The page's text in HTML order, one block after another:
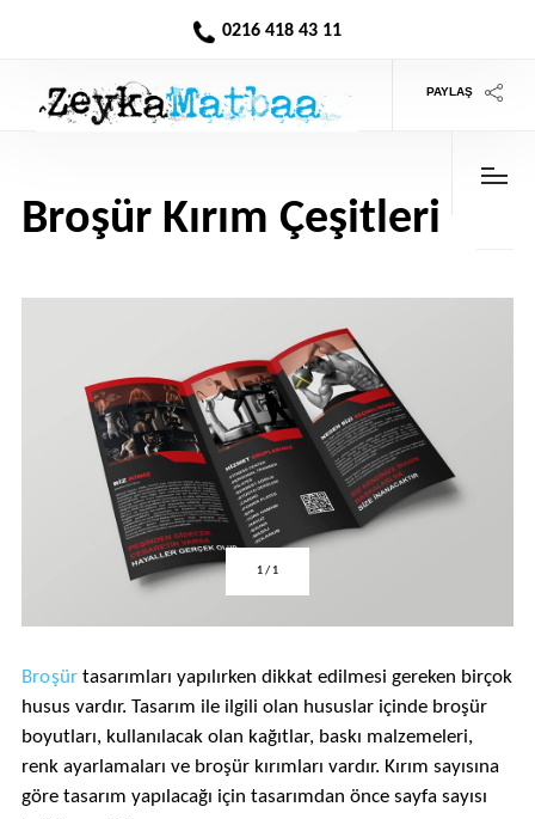
0216 418 43 11
PAYLAŞ
Broşür Kırım Çeşitleri
1/1
Broşür tasarımları yapılırken dikkat edilmesi gereken birçok
husus vardır. Tasarım ile ilgili olan hususlar içinde broşür
boyutları, kullanılacak olan kağıtlar, baskı malzemeleri,
renk ayarlamaları ve broşür kırımları vardır. Kırım sayısına
göre tasarım yapılacağı için tasarımdan önce sayfa sayısı